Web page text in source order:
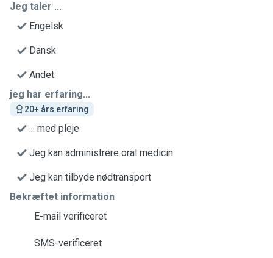
Jeg taler ...
Engelsk
Dansk
Andet
jeg har erfaring...
20+ års erfaring
... med pleje
Jeg kan administrere oral medicin
Jeg kan tilbyde nødtransport
Bekræftet information
E-mail verificeret
SMS-verificeret